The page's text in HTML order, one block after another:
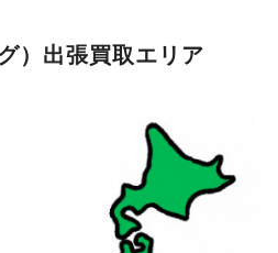
）出張買取エリア